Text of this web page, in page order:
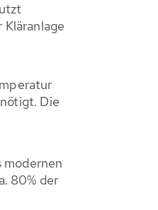
Die
modernen
80% der